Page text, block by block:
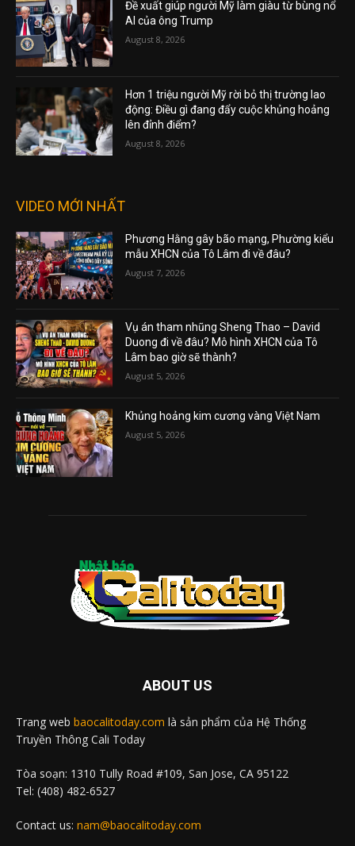
Đề xuất giúp người Mỹ làm giàu từ bùng nổ
AI của ông Trump
August 8, 2026
Hơn 1 triệu người Mỹ rời bỏ thị trường lao
động: Điều gì đang đẩy cuộc khủng hoảng
lên đỉnh điểm?
August 8, 2026
VIDEO MỚI NHẤT
Phương Hằng gây bão mạng, Phường kiểu
mẫu XHCN của Tô Lâm đi về đâu?
August 7, 2026
Vụ án tham nhũng Sheng Thao – David
Duong đi về đâu? Mô hình XHCN của Tô
Lâm bao giờ sẽ thành?
August 5, 2026
Khủng hoảng kim cương vàng Việt Nam
August 5, 2026
ABOUT US
Trang web baocalitoday.com là sản phẩm của Hệ Thống
Truyền Thông Cali Today
Tòa soạn: 1310 Tully Road #109, San Jose, CA 95122
Tel: (408) 482-6527
Contact us: nam@baocalitoday.com